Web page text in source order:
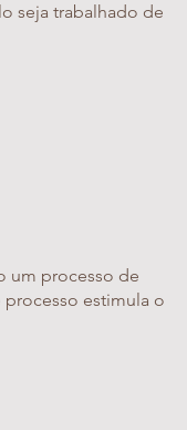
seja trabalhado de
um processo de
estimula o